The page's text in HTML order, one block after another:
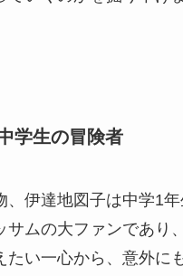
学生の冒険者
、伊達地図子は中学1
サムの大ファンであり
たい一心から、意外に